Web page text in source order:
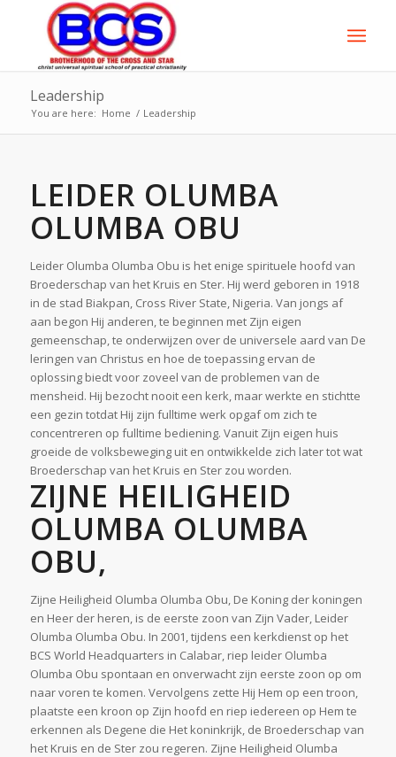
Leadership
You are here: Home / Leadership
LEIDER OLUMBA
OLUMBA OBU
Leider Olumba Olumba Obu is het enige spirituele hoofd van
Broederschap van het Kruis en Ster. Hij werd geboren in 1918
in de stad Biakpan, Cross River State, Nigeria. Van jongs af
aan begon Hij anderen, te beginnen met Zijn eigen
gemeenschap, te onderwijzen over de universele aard van De
leringen van Christus en hoe de toepassing ervan de
oplossing biedt voor zoveel van de problemen van de
mensheid. Hij bezocht nooit een kerk, maar werkte en stichtte
een gezin totdat Hij zijn fulltime werk opgaf om zich te
concentreren op fulltime bediening. Vanuit Zijn eigen huis
groeide de volksbeweging uit en ontwikkelde zich later tot wat
Broederschap van het Kruis en Ster zou worden.
ZIJNE HEILIGHEID
OLUMBA OLUMBA
OBU,
Zijne Heiligheid Olumba Olumba Obu, De Koning der koningen
en Heer der heren, is de eerste zoon van Zijn Vader, Leider
Olumba Olumba Obu. In 2001, tijdens een kerkdienst op het
BCS World Headquarters in Calabar, riep leider Olumba
Olumba Obu spontaan en onverwacht zijn eerste zoon op om
naar voren te komen. Vervolgens zette Hij Hem op een troon,
plaatste een kroon op Zijn hoofd en riep iedereen op Hem te
erkennen als Degene die Het koninkrijk, de Broederschap van
het Kruis en de Ster zou regeren. Zijne Heiligheid Olumba